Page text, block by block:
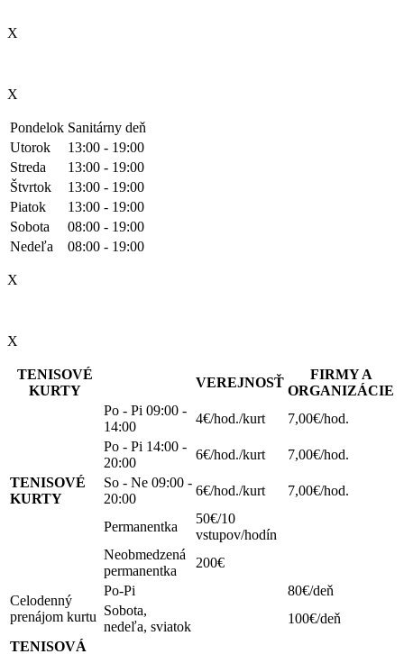
X
X
Pondelok Sanitárny deň
Utorok
13:00 - 19:00
Streda
13:00 - 19:00
Štvrtok
13:00 - 19:00
Piatok
13:00 - 19:00
Sobota
08:00 - 19:00
Nedeľa
08:00 - 19:00
X
X
TENISOVÉ
KURTY
VEREJNOSŤ
FIRMY A
ORGANIZÁCIE
TENISOVÉ
KURTY
Po - Pi 09:00 -
14:00
4€/hod./kurt
7,00€/hod.
Po - Pi 14:00 -
20:00
6€/hod./kurt
7,00€/hod.
So - Ne 09:00 -
20:00
6€/hod./kurt 7,00€/hod.
Permanentka
50€/10
vstupov/hodín
Neobmedzená
permanentka
200€
Celodenný
prenájom kurtu
Po-Pi
80€/deň
Sobota,
nedeľa, sviatok
100€/deň
TENISOVÁ